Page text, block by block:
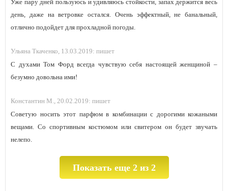
Уже пару дней пользуюсь и удивляюсь стойкости, запах держится весь
день, даже на ветровке остался. Очень эффектный, не банальный,
отлично подойдет для прохладной погоды.
Ульяна Ткаченко, 13.03.2019: пишет
С духами Том Форд всегда чувствую себя настоящей женщиной –
безумно довольна ими!
Константин М., 20.02.2019: пишет
Советую носить этот парфюм в комбинации с дорогими кожаными
вещами. Со спортивным костюмом или свитером он будет звучать
нелепо.
Показать еще 2 из 2